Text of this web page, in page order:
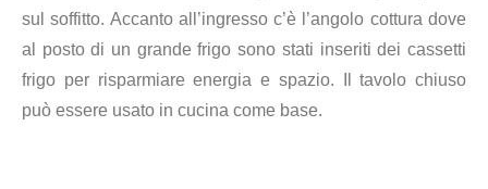
sul soffitto. Accanto all’ingresso c’è l’angolo cottura dove
al posto di un grande frigosono stati inseriti dei cassetti
frigo per risparmiare energia e spazio.
Il tavolo chiuso
può essere usato in cucina come base.